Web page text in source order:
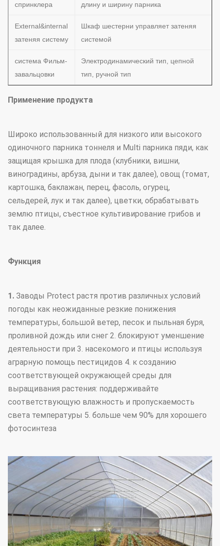
спринклера
длину и ширину парника
External&internal
затеняя систему
Шкаф шестерни управляет затеняя
системой
система Фильм-
завальцовки
Электродинамический тип, цепной
тип, ручной тип
Применение продукта
Широко использованный для низкого или высокого
одиночного парника тоннеля и Multi парника пяди, как
защищая крышка для плода (клубники, вишни,
виноградины, арбуза, дыни и так далее), овощ (томат,
картошка, баклажан, перец, фасоль, огурец,
сельдерей, лук и так далее), цветки, обрабатывать
землю птицы, съестное культивирование грибов и
так далее.
Функция
1. Заводы Protect растя против различных условий
погоды как неожиданные резкие понижения
температуры, большой ветер, песок и пыльная буря,
проливной дождь или снег 2. блокируют уменшение
деятельности при 3. насекомого и птицы используя
аграрную помощь пестицидов 4. к созданию
соответствующей окружающей среды для
выращивания растения: поддерживайте
соответствующую влажность и пропускаемость
света температуры 5. больше чем 90% для хорошего
фотосинтеза